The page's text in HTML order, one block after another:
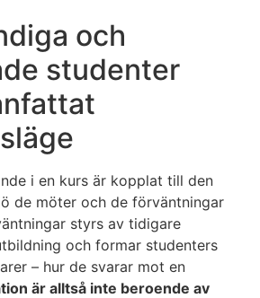
och
studenter
i en kurs är kopplat till den
de möter och de förväntningar
styrs av tidigare
och formar studenters
– hur de svarar mot en
är alltså inte beroende av